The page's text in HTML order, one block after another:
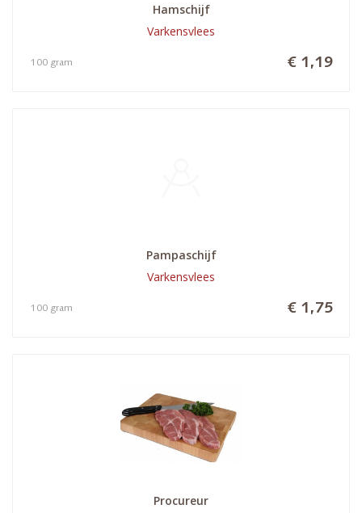
Hamschijf
Varkensvlees
€ 1,19
100 gram
Pampaschijf
Varkensvlees
€ 1,75
100 gram
Procureur